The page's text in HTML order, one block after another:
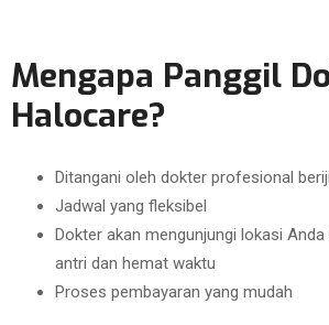
Mengapa Panggil
Halocare?
Ditangani oleh dokter profesional
Jadwal yang fleksibel
Dokter akan mengunjungi lokasi
antri dan hemat waktu
Proses pembayaran yang mudah